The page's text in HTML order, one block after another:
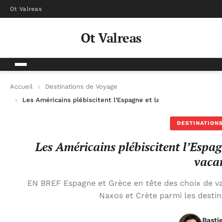
Ot Valreas
Ot Valreas
Accueil
Destinations de Voyage
Les Américains plébiscitent l’Espagne et la Grèce comme
Les Américains plébiscitent
EN BREF Espagne et Grèce en tête des choix de
Naxos et Crète parmi les